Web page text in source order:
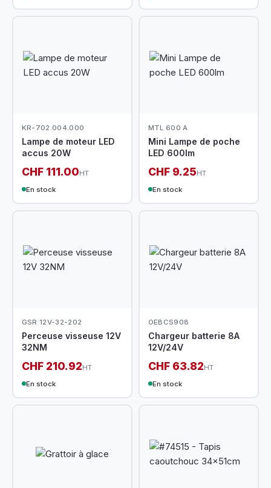
KR-702.004.000
Lampe de moteur LED
accus 20W
CHF 111.00HT
En stock
MTL 600 A
Mini Lampe de poche
LED 600lm
CHF 9.25HT
En stock
GSR 12V-32-202
Perceuse visseuse 12V
32NM
CHF 210.92HT
En stock
OEBCS908
Chargeur batterie 8A
12V/24V
CHF 63.82HT
En stock